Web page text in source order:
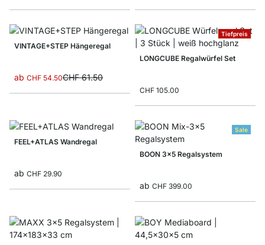
VINTAGE+STEP Hängeregal
ab CHF 54.50CHF 61.50
Tiefpreis
LONGCUBE Regalwürfel Set
CHF 105.00
FEEL+ATLAS Wandregal
ab CHF 29.90
Sale
BOON 3x5 Regalsystem
ab CHF 399.00